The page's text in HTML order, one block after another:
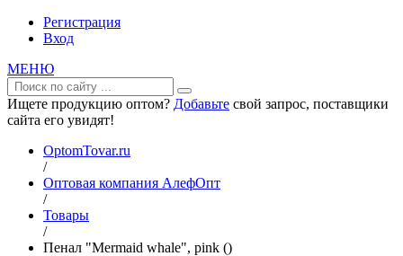
Регистрация
Вход
МЕНЮ
Ищете продукцию оптом? Добавьте свой запрос, поставщики
сайта его увидят!
OptomTovar.ru
/
Оптовая компания АлефОпт
/
Товары
/
Пенал "Mermaid whale", pink ()